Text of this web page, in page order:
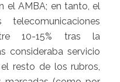
el AMBA; en tanto, el
10-15% tras la
consideraba servicio
resto de los rubros,